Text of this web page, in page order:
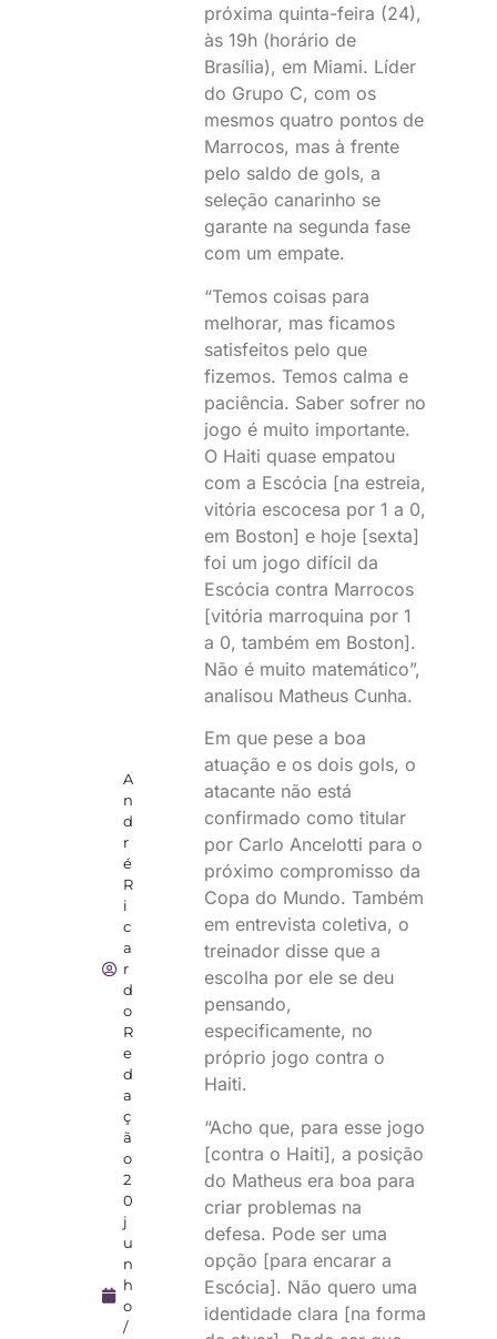
A
n
d
r
é
R
i
c
a
r
d
o
R
e
d
a
ç
ã
o
2
0
j
u
n
h
o
/
próxima quinta-feira (24),
às 19h (horário de
Brasília), em Miami. Líder
do Grupo C, com os
mesmos quatro pontos de
Marrocos, mas à frente
pelo saldo de gols, a
seleção canarinho se
garante na segunda fase
com um empate.
“Temos coisas para
melhorar, mas ficamos
satisfeitos pelo que
fizemos. Temos calma e
paciência. Saber sofrer no
jogo é muito importante.
O Haiti quase empatou
com a Escócia [na estreia,
vitória escocesa por 1 a 0,
em Boston] e hoje [sexta]
foi um jogo difícil da
Escócia contra Marrocos
[vitória marroquina por 1
a 0, também em Boston].
Não é muito matemático”,
analisou Matheus Cunha.
Em que pese a boa
atuação e os dois gols, o
atacante não está
confirmado como titular
por Carlo Ancelotti para o
próximo compromisso da
Copa do Mundo. Também
em entrevista coletiva, o
treinador disse que a
escolha por ele se deu
pensando,
especificamente, no
próprio jogo contra o
Haiti.
“Acho que, para esse jogo
[contra o Haiti], a posição
do Matheus era boa para
criar problemas na
defesa. Pode ser uma
opção [para encarar a
Escócia]. Não quero uma
identidade clara [na forma